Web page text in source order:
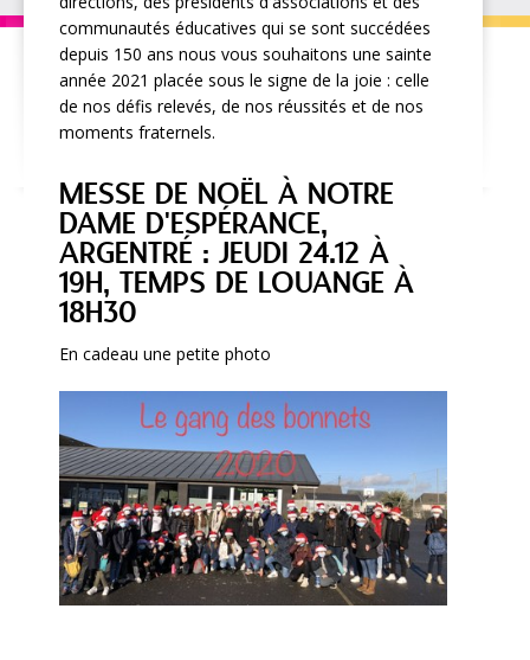
communautés éducatives qui se sont succédées
depuis 150 ans nous vous souhaitons une sainte
année 2021 placée sous le signe de la joie : celle
de nos défis relevés, de nos réussités et de nos
moments fraternels.
MESSE DE NOËL À NOTRE
DAME D'ESPÉRANCE,
ARGENTRÉ : JEUDI 24.12 À
19H, TEMPS DE LOUANGE À
18H30
En cadeau une petite photo